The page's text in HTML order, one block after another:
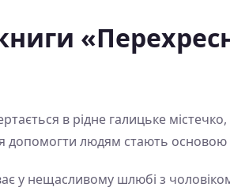
в рідне галицьке
допомогти людям стають основою
у нещасливому шлюбі з